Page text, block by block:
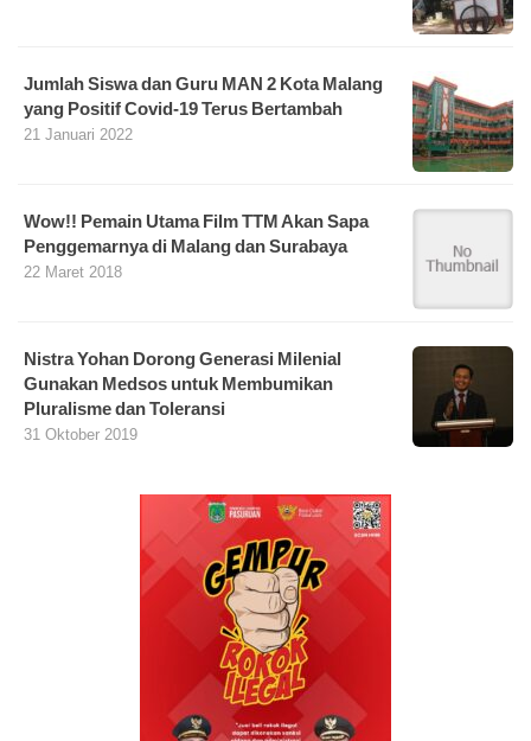
Jumlah Siswa dan Guru MAN 2 Kota Malang
yang Positif Covid-19 Terus Bertambah
21 Januari 2022
Wow!! Pemain Utama Film TTM Akan Sapa
Penggemarnya di Malang dan Surabaya
22 Maret 2018
Nistra Yohan Dorong Generasi Milenial
Gunakan Medsos untuk Membumikan
Pluralisme dan Toleransi
31 Oktober 2019